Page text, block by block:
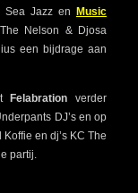
Sea Jazz en
Music
Nelson & Djosa
een bijdrage aan
Felabration verder
DJ’s en op
en dj’s KC The
partij.